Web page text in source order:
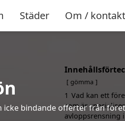
Städer Om / kontakt
icke bindande offerter från
gömma
1 Vad kan ett
som är
avloppsrensning i